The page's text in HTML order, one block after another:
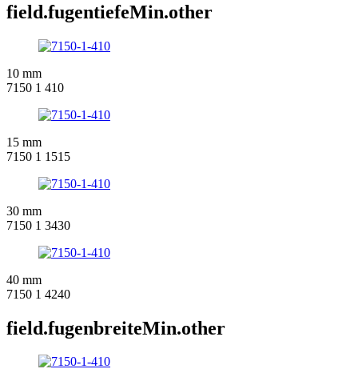
field.fugentiefeMin.other
10 mm
7150 1 410
15 mm
7150 1 1515
30 mm
7150 1 3430
40 mm
7150 1 4240
field.fugenbreiteMin.other